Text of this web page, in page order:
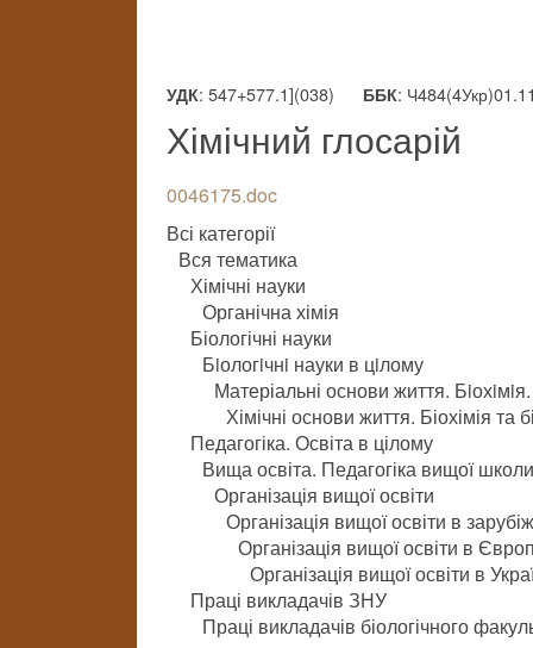
УДК: 547+577.1](038) ББК:
Хімічний глосарій
0046175.doc
Всі категорії
Вся тематика
Хімічні науки
Органічна хімія
Біологічні науки
Бiологiчнi науки в цiлому
Матеріальні основи життя.
Хімічні основи життя. Біохімія та
Педагогіка. Освіта в цілому
Вища освіта. Педагогіка вищої школи
Організація вищої освіти
Організація вищої освіти в
Організація вищої освіти в
Організація вищої освіти в
Праці викладачів ЗНУ
Праці викладачів біологічного